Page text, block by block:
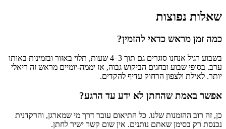
שאלות נפוצות
כמה זמן מראש כדאי להזמין?
בשבוע רגיל אנחנו סוגרים גם תוך 3–4 שעות, תלוי באזור ובזמינות באותו
ערב. בסופי שבוע ובחגים הביקוש גבוה, אז יממה-יומיים מראש זה ריאלי
יותר. לאילת ולצפון הרחוק עדיף להקדים.
אפשר באמת שהחתן לא ידע עד הרגע?
כן, זה רוב ההזמנות שלנו. כל התיאום עובר דרך מי שמארגן, והרקדנית
נכנסת רק בסימן שאתם נותנים. אין שום קשר ישיר לחתן.